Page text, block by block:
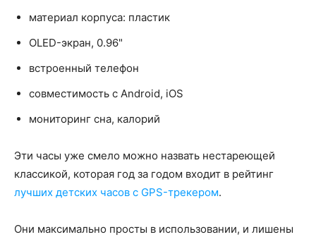
материал корпуса: пластик
OLED-экран, 0.96"
встроенный телефон
совместимость с Android, iOS
мониторинг сна, калорий
Эти часы уже смело можно назвать нестареющей
классикой, которая год за годом входит в рейтинг
лучших детских часов с GPS-трекером.
Они максимально просты в использовании, и лишены